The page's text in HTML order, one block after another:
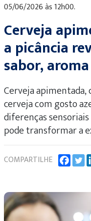
05/06/2026 às 12h00.
Cerveja
a picância
sabor,
Cerveja
cerveja com gosto
diferenças
pode transformar a
COMPARTILHE